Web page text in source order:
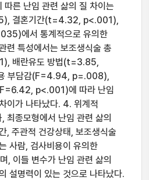
따른 난임 관련 삶의 질 차이는
결혼기간(t=4.32, p<.001),
에서 통계적으로 유의한
련 특성에서는 보조생식술 총
배란유도 방법(t=3.85,
부담감(F=4.94, p=.008),
p<.001)에 따라 난임
이가 나타났다. 4. 위계적
최종모형에서 난임 관련 삶의
, 주관적 건강상태, 보조생식술
사람, 검사비용이 유의한
, 이들 변수가 난임 관련 삶의
명력이 있는 것으로 나타났다.